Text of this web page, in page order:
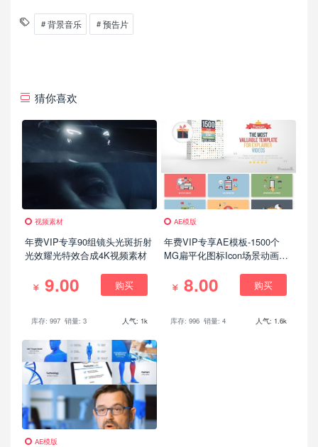
背景音乐 预告片
猜你喜欢
视频素材
年费VIP专享90组镜头光斑折射
光效耀光特效合成4K视频素材
9.00 购买
库存: 997 销量: 3 人气: 1k
AE模版
年费VIP专享AE模板-1500个
MG扁平化图标Icon场景动画工
8.00 购买
库存: 996 销量: 4 人气: 1.6k
AE模版